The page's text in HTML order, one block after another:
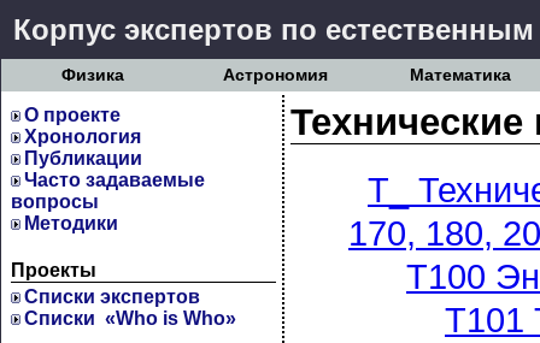
Корпус экспертов по
Физика Астрономия Математика
О проекте
Хронология
Публикации
Часто задаваемые
вопросы
Методики
Проекты
Cписки экспертов
Списки «Who is Who»
Технические
T_
170, 180,
Т100
Т101